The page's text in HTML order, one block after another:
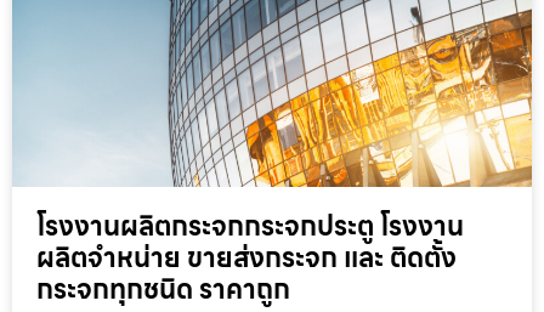
โรงงานผลิตกระจกกระจกประตู โรงงาน
ผลิตจำหน่าย ขายส่งกระจก และ ติดตั้ง
กระจกทุกชนิด ราคาถูก